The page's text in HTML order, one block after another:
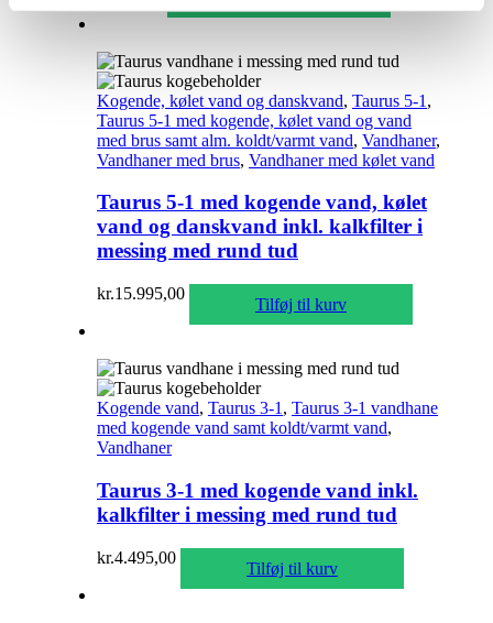
Kogende, kølet vand og danskvand, Taurus 5-1 ,
Taurus 5-1 med kogende, kølet vand og vand
med brus samt alm. koldt/varmt vand, Vandhaner,
Vandhaner med brus, Vandhaner med kølet vand
Taurus 5-1 med kogende vand, kølet
vand og danskvand inkl. kalkfilter i
messing med rund tud
kr.15.995,00
Tilføj til kurv
Kogende vand, Taurus 3-1 , Taurus 3-1 vandhane
med kogende vand samt koldt/varmt vand,
Vandhaner
Taurus 3-1 med kogende vand inkl.
kalkfilter i messing med rund tud
kr.4.495,00
Tilføj til kurv